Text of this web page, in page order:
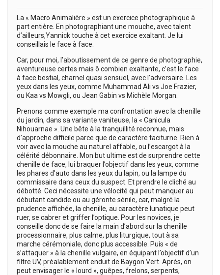
La « Macro Animalière » est un exercice photographique à
part entière. En photographiant une mouche, avec talent
d’ailleurs,Yannick touche à cet exercice exaltant. Je lui
conseillais le face à face.
Car, pour moi, l’aboutissement de ce genre de photographie,
aventureuse certes mais ô combien exaltante, c’est le face
à face bestial, charnel quasi sensuel, avec l’adversaire. Les
yeux dans les yeux, comme Muhammad Ali vs Joe Frazier,
ou Kaa vs Mowgli, ou Jean Gabin vs Michèle Morgan.
Prenons comme exemple ma confrontation avec la chenille
du jardin, dans sa variante vaniteuse, la « Canicula
Nihouarnae ». Une bête à la tranquillité reconnue, mais
d’approche difficile parce que de caractère taciturne. Rien à
voir avec la mouche au naturel affable, ou l’escargot à la
célérité débonnaire. Mon but ultime est de surprendre cette
chenille de face, lui braquer l’objectif dans les yeux, comme
les phares d’auto dans les yeux du lapin, ou la lampe du
commissaire dans ceux du suspect. Et prendre le cliché au
débotté. Ceci nécessite une vélocité qui peut manquer au
débutant candide ou au géronte sénile, car, malgré la
prudence affichée, la chenille, au caractère lunatique peut
ruer, se cabrer et griffer l’optique. Pour les novices, je
conseille donc de se faire la main d’abord sur la chenille
processionnaire, plus calme, plus liturgique, tout à sa
marche cérémoniale, donc plus accessible. Puis « de
s’attaquer » à la chenille vulgaire, en équipant l’objectif d’un
filtre UV, préalablement enduit de Baygon Vert. Après, on
peut envisager le « lourd », guêpes, frelons, serpents,